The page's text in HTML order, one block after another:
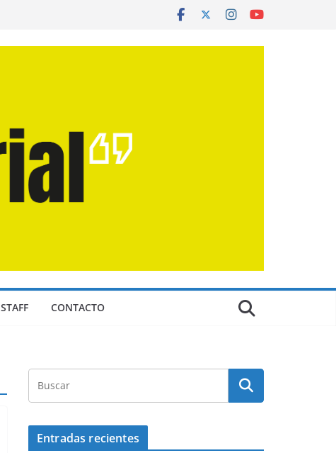
STAFF CONTACTO
Entradas recientes